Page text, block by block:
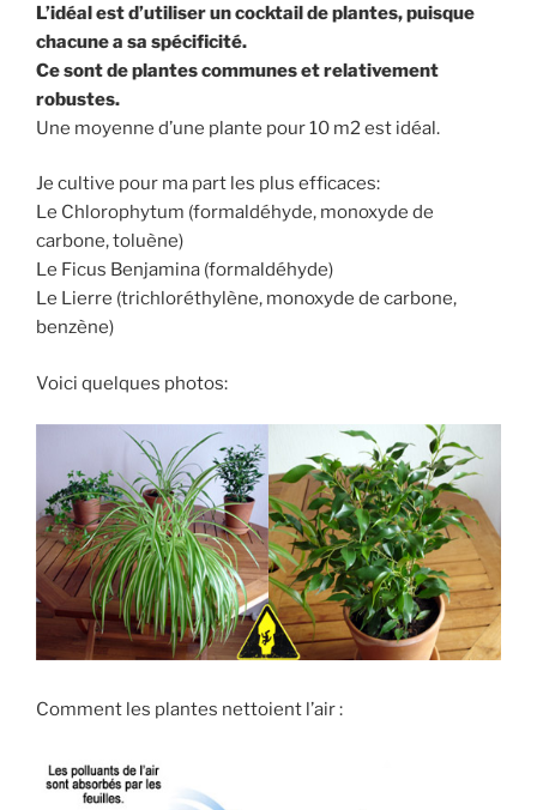
L’idéal est d’utiliser un cocktail de plantes, puisque
chacune a sa spécificité.
Ce sont de plantes communes et relativement
robustes.
Une moyenne d’une plante pour 10 m2 est idéal.
Je cultive pour ma part les plus efficaces:
Le Chlorophytum (formaldéhyde, monoxyde de
carbone, toluène)
Le Ficus Benjamina (formaldéhyde)
Le Lierre (trichloréthylène, monoxyde de carbone,
benzène)
Voici quelques photos:
Comment les plantes nettoient l’air :